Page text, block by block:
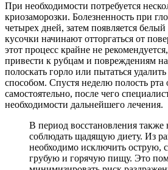
При необходимости потребуется
криозаморозки. Болезненность при
четырех дней, затем появляется
кусочки начинают отторгаться от
этот процесс крайне не
привести к рубцам и повреждениям
полоскать горло или пытаться
способом. Спустя неделю полость рта
самостоятельно, после чего
необходимости дальнейшего лечения.
В период восстановления также
соблюдать щадящую диету. Из
необходимо исключить острую,
грубую и горячую пищу. Это